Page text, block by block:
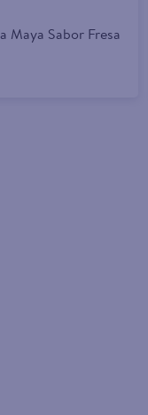
Maya Sabor Fresa